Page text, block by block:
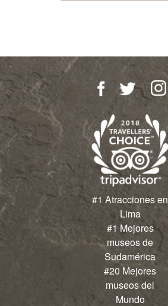
#1 Atracciones en
Lima
#1 Mejores
museos de
Sudamérica
#20 Mejores
museos del
Mundo